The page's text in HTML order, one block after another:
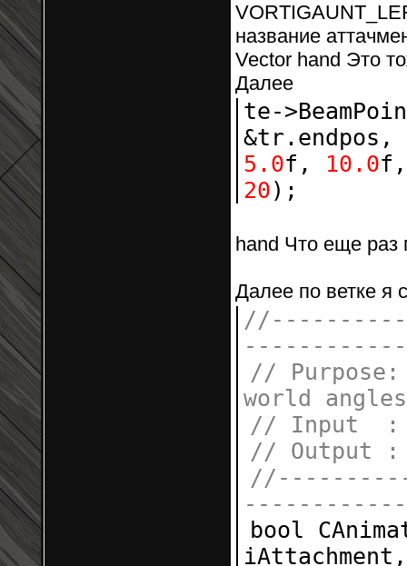
название
Vector hand Это
Далее
te-
&tr.endpos,
5 .0f, 10 .0
20);
hand Что еще раз
Далее по ветке я
//
world
// Input :
// Output
bool